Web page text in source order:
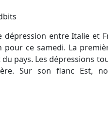
ce samedi. La
pays. Les dépressions
Sur son flanc Est,